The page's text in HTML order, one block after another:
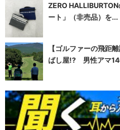
ZERO
ート」（非売品）を...
【ゴルファーの飛距
ばし屋!? 男性アマ